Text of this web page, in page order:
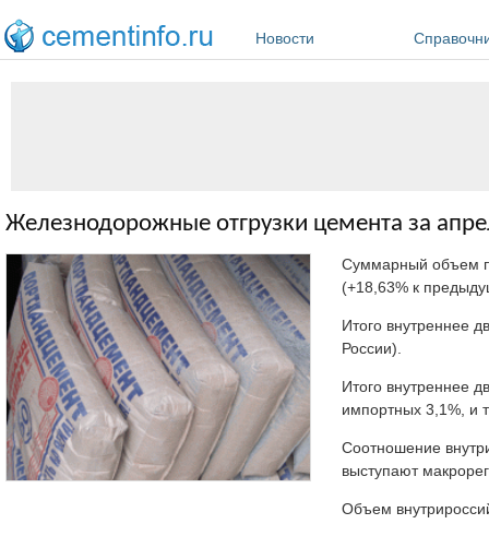
Новости
Железнодорожные отгрузки цемента за
Суммарный объем
(+18,63% к
Итого внутреннее
России).
Итого внутреннее
импортных 3,1%, и
Соотношение
выступают
Объем